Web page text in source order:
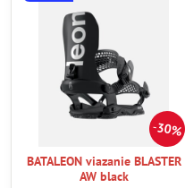
30%
BATALEON viazanie BLASTER
AW black